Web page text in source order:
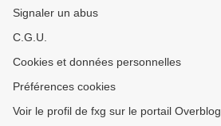
Signaler un abus
C.G.U.
Cookies et données personnelles
Préférences cookies
Voir le profil de fxg sur le portail Overblog